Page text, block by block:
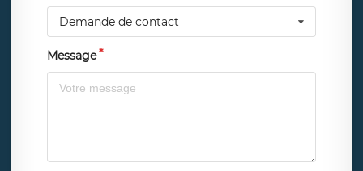
Demande de contact
Message